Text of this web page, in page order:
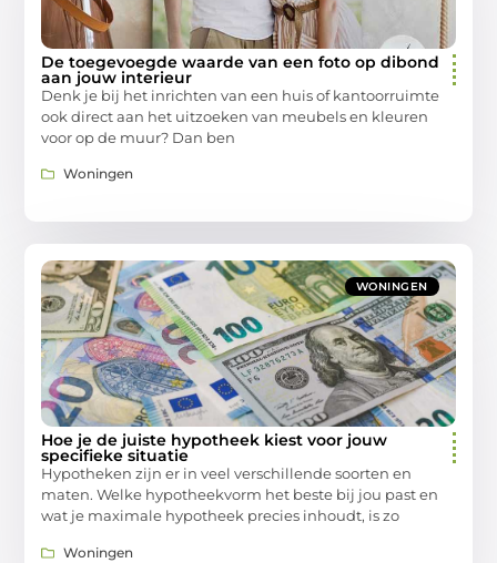
De toegevoegde waarde van een foto op dibond
aan jouw interieur
Denk je bij het inrichten van een huis of kantoorruimte
ook direct aan het uitzoeken van meubels en kleuren
voor op de muur? Dan ben
Woningen
WONINGEN
Hoe je de juiste hypotheek kiest voor jouw
specifieke situatie
Hypotheken zijn er in veel verschillende soorten en
maten. Welke hypotheekvorm het beste bij jou past en
wat je maximale hypotheek precies inhoudt, is zo
Woningen